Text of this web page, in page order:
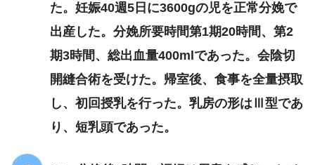
血圧160/95mmHg
尿蛋白
診断基準
た。妊娠40週5日に3600gの児を正常分娩で
出産した。分娩所要時間第1期20時間、第2
期3時間、総出血量400mlであった。会陰切
開縫合術を受けた。帰室後、食事を全量摂取
し、初回授乳を行った。乳房の形はⅢ型であ
り、短乳頭であった。